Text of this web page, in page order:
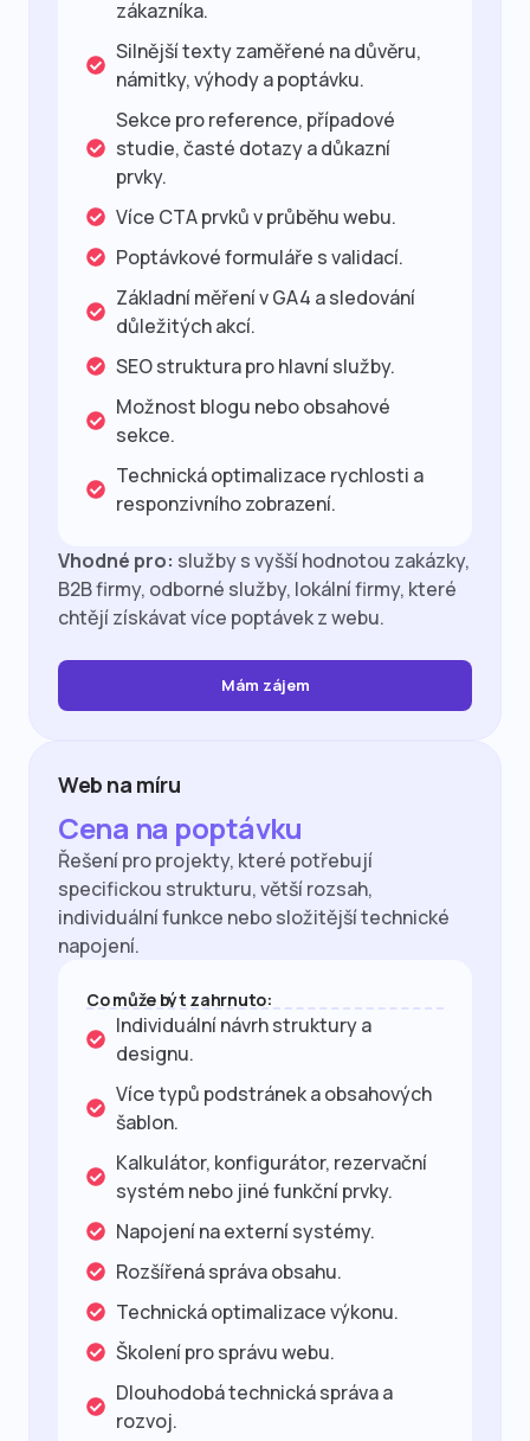
zákazníka.
Silnější texty zaměřené na důvěru,
námitky, výhody a poptávku.
Sekce pro reference, případové
studie, časté dotazy a důkazní
prvky.
Více CTA prvků v průběhu webu.
Poptávkové formuláře s validací.
Základní měření v GA4 a sledování
důležitých akcí.
SEO struktura pro hlavní služby.
Možnost blogu nebo obsahové
sekce.
Technická optimalizace rychlosti a
responzivního zobrazení.
Vhodné pro: služby s vyšší hodnotou zakázky,
B2B firmy, odborné služby, lokální firmy, které
chtějí získávat více poptávek z webu.
Mám zájem
Web na míru
Cena na poptávku
Řešení pro projekty, které potřebují
specifickou strukturu, větší rozsah,
individuální funkce nebo složitější technické
napojení.
Co může být zahrnuto:
Individuální návrh struktury a
designu.
Více typů podstránek a obsahových
šablon.
Kalkulátor, konfigurátor, rezervační
systém nebo jiné funkční prvky.
Napojení na externí systémy.
Rozšířená správa obsahu.
Technická optimalizace výkonu.
Školení pro správu webu.
Dlouhodobá technická správa a
rozvoj.